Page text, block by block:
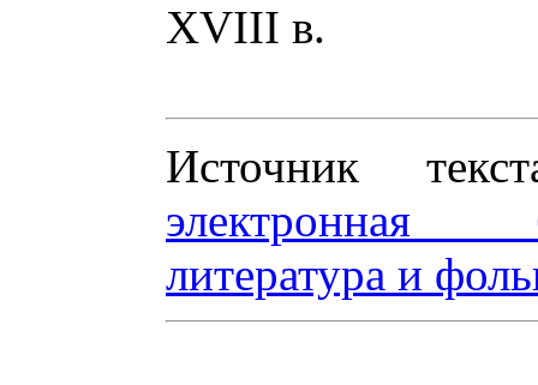
XVIII в.
Источник
электронная
литература и